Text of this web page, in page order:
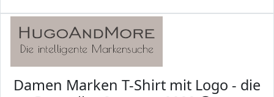
Damen Marken T-Shirt mit Logo - die